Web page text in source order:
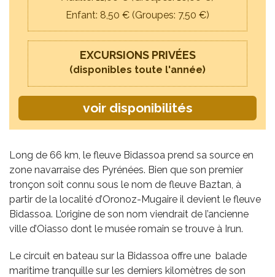
Enfant: 8,50 € (Groupes: 7,50 €)
EXCURSIONS PRIVÉES
(disponibles toute l'année)
voir disponibilités
Long de 66 km, le fleuve Bidassoa prend sa source en
zone navarraise des Pyrénées. Bien que son premier
tronçon soit connu sous le nom de fleuve Baztan, à
partir de la localité d’Oronoz-Mugaire il devient le fleuve
Bidassoa. L’origine de son nom viendrait de l’ancienne
ville d’Oiasso dont le musée romain se trouve à Irun.
Le circuit en bateau sur la Bidassoa offre une balade
maritime tranquille sur les derniers kilomètres de son